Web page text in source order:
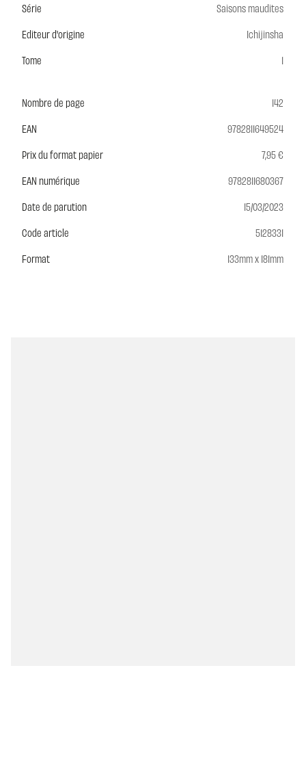
Série
Saisons maudites
Editeur d'origine
Ichijinsha
Tome
1
Nombre de page
142
EAN
9782811649524
Prix du format papier
7,95 €
EAN numérique
9782811680367
Date de parution
15/03/2023
Code article
5128331
Format
133mm x 181mm